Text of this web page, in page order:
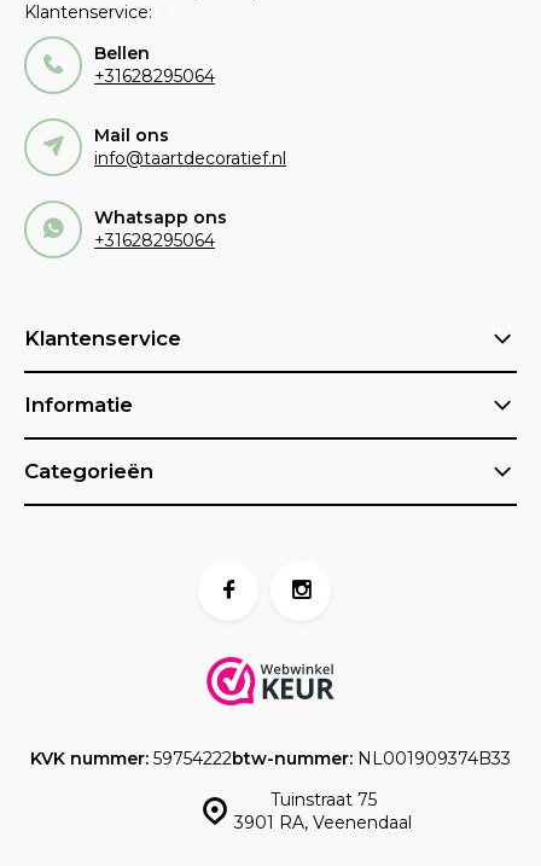
Klantenservice:
Bellen
+31628295064
Mail ons
info@taartdecoratief.nl
Whatsapp ons
+31628295064
Klantenservice
Informatie
Categorieën
Tuinstraat 75
3901 RA, Veenendaal
KVK nummer: 59754222btw-nummer: NL001909374B33